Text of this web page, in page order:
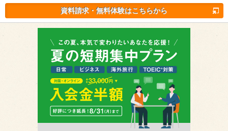
資料請求・無料体験はこちらから